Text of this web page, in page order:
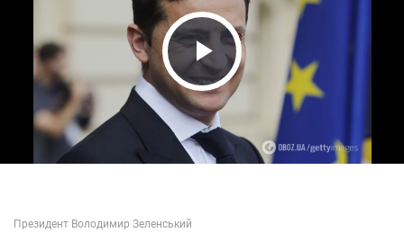
Play Video